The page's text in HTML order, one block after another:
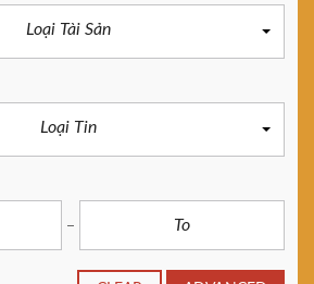
Loại Tài Sản
Loại Tin